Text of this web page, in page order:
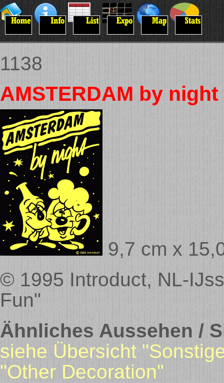
1138
AMSTERDAM by night
9,7 cm x
© 1995 Introduct, NL-
Fun"
Ähnliches Aussehen /
siehe Übersicht
"Other Decoration"